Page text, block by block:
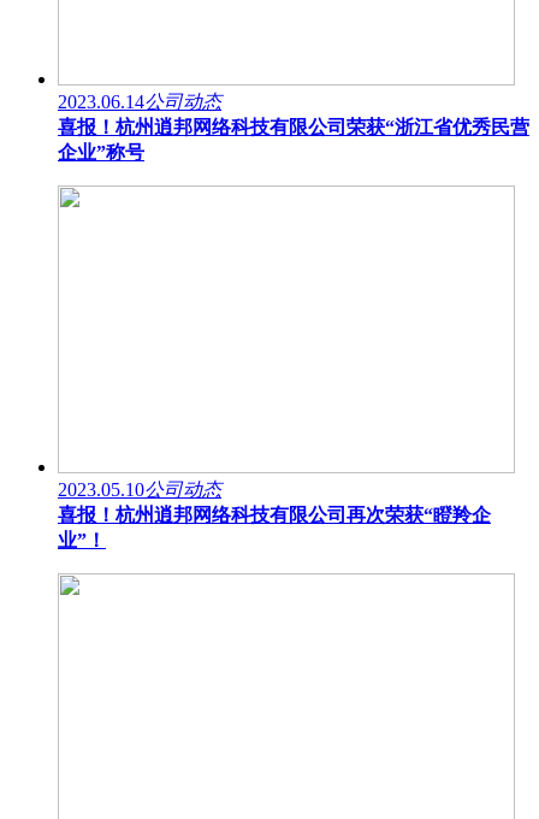
2023.06.14公司动态
喜报！杭州逍邦网络科技有限公司荣获“浙江省优秀民营
企业”称号
2023.05.10公司动态
喜报！杭州逍邦网络科技有限公司再次荣获“瞪羚企
业”！